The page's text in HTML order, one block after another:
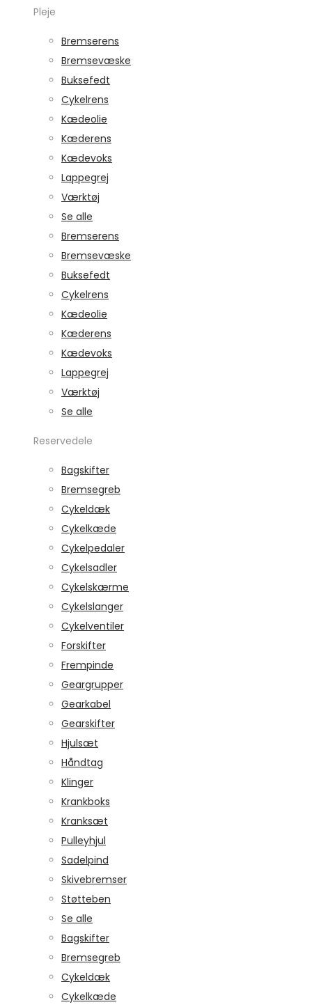
Pleje
Bremserens
Bremsevæske
Buksefedt
Cykelrens
Kædeolie
Kæderens
Kædevoks
Lappegrej
Værktøj
Se alle
Bremserens
Bremsevæske
Buksefedt
Cykelrens
Kædeolie
Kæderens
Kædevoks
Lappegrej
Værktøj
Se alle
Reservedele
Bagskifter
Bremsegreb
Cykeldæk
Cykelkæde
Cykelpedaler
Cykelsadler
Cykelskærme
Cykelslanger
Cykelventiler
Forskifter
Frempinde
Geargrupper
Gearkabel
Gearskifter
Hjulsæt
Håndtag
Klinger
Krankboks
Kranksæt
Pulleyhjul
Sadelpind
Skivebremser
Støtteben
Se alle
Bagskifter
Bremsegreb
Cykeldæk
Cykelkæde